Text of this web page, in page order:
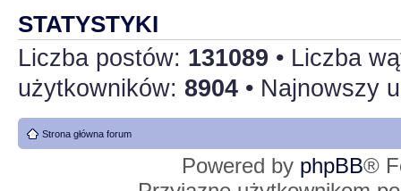
STATYSTYKI
Liczba postów: 131089 • Liczba
użytkowników: 8904 • Najnowszy
Strona główna forum
Powered by phpBB®